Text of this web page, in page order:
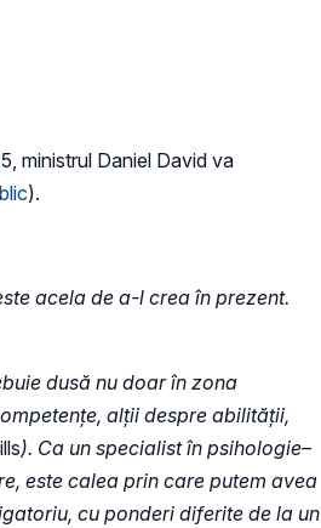
ministrul Daniel David va
).
acela de a-l crea în prezent.
dusă nu doar în zona
alții despre abilității,
). Ca un specialist în psihologie–
este calea prin care putem avea
cu ponderi diferite de la un